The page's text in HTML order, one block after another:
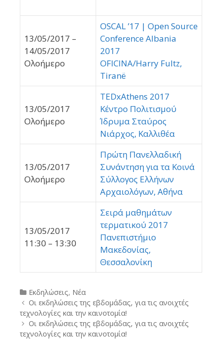
13/05/2017 –
14/05/2017
Ολοήμερο
OSCAL ’17 | Open Source
Conference Albania
2017
OFICINA/Harry Fultz,
Tiranë
13/05/2017
Ολοήμερο
TEDxAthens 2017
Κέντρο Πολιτισμού
Ίδρυμα Σταύρος
Νιάρχος, Καλλιθέα
13/05/2017
Ολοήμερο
Πρώτη Πανελλαδική
Συνάντηση για τα Κοινά
Σύλλογος Ελλήνων
Αρχαιολόγων, Αθήνα
13/05/2017
11:30 – 13:30
Σειρά μαθημάτων
τερματικού 2017
Πανεπιστήμιο
Μακεδονίας,
Θεσσαλονίκη
Categories
Εκδηλώσεις, Νέα
Post
navigation
Οι εκδηλώσεις της εβδομάδας, για τις ανοιχτές
τεχνολογίες και την καινοτομία!
Οι εκδηλώσεις της εβδομάδας, για τις ανοιχτές
τεχνολογίες και την καινοτομία!